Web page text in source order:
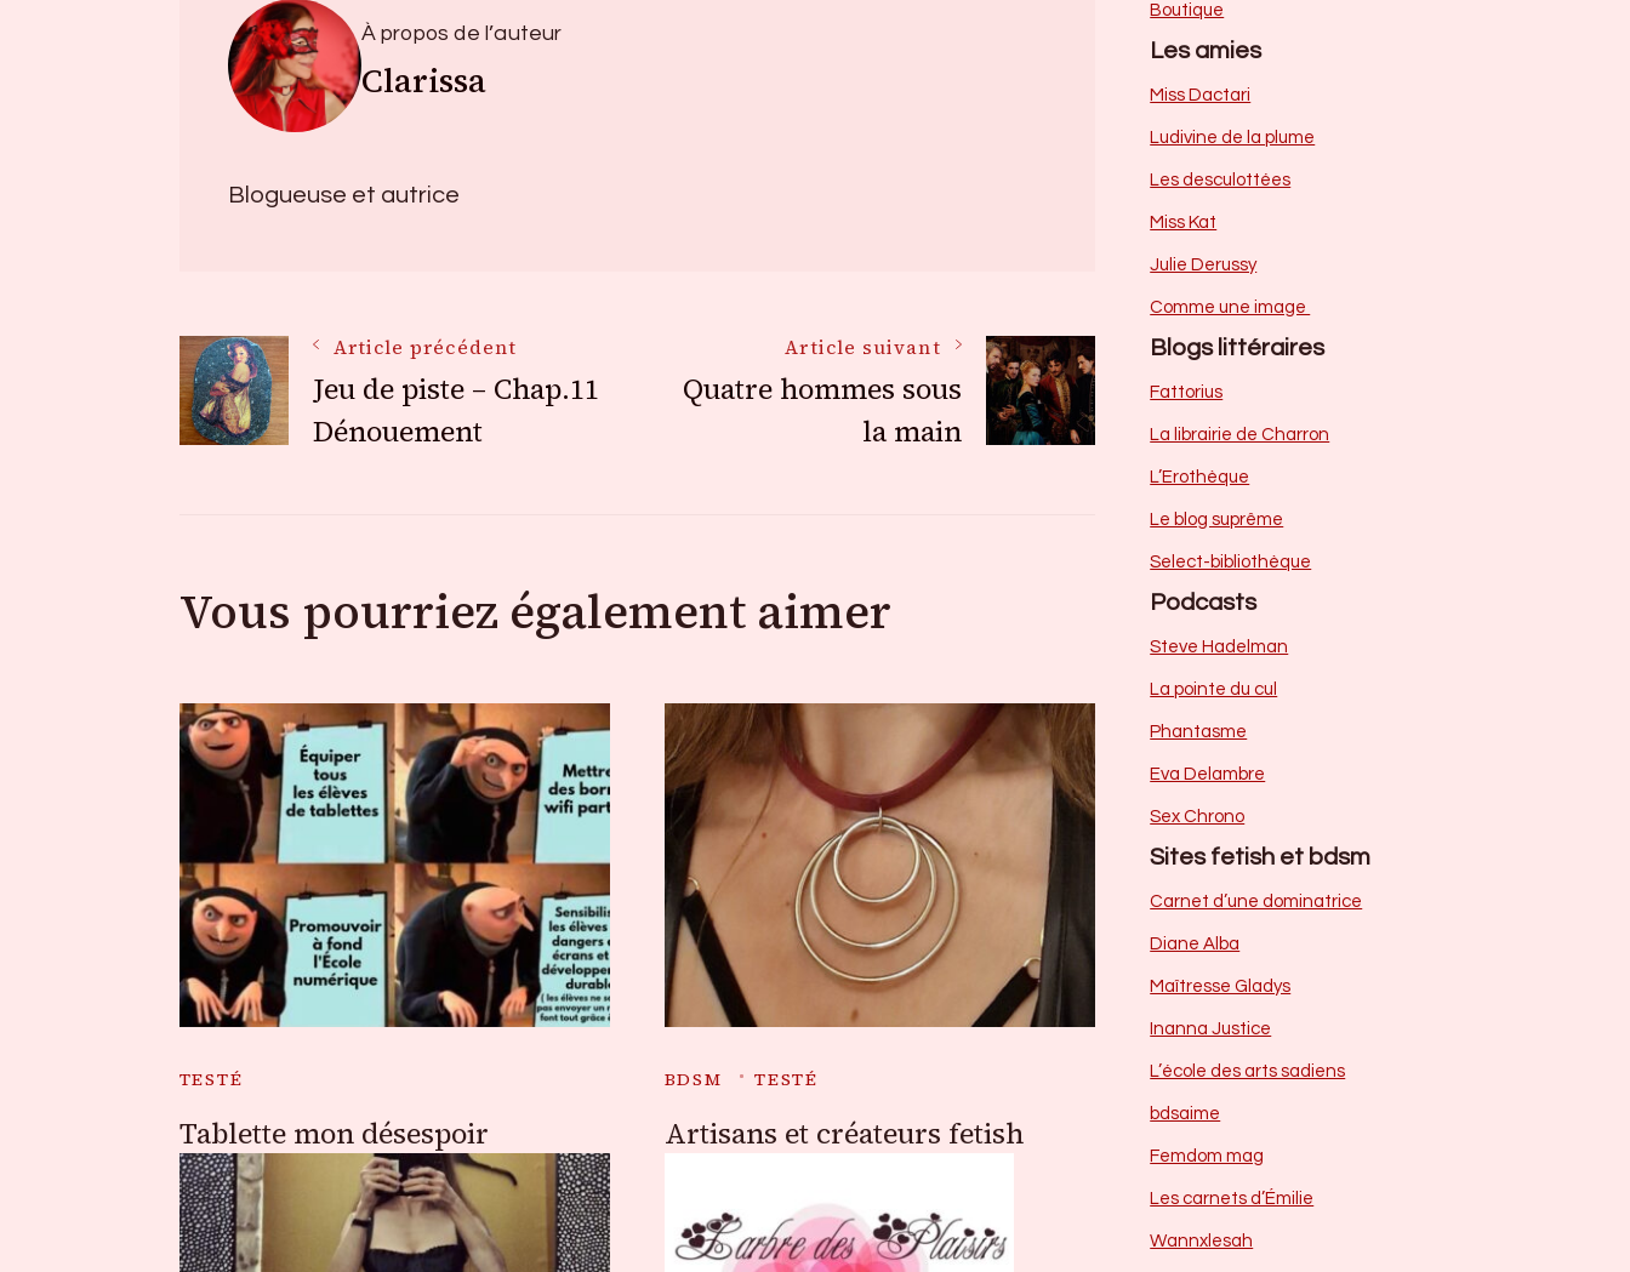
À propos de l’auteur
Clarissa
Blogueuse et autrice
Navigation
des
Article précédent
Jeu de piste – Chap.11
Dénouement
Article suivant
Quatre hommes sous
la main
Vous pourriez également aimer
TESTÉ
Tablette mon désespoir
BDSM TESTÉ
Artisans et créateurs fetish
Boutique
Les amies
Miss Dactari
Ludivine de la plume
Les desculottées
Miss Kat
Julie Derussy
Comme une image
Blogs littéraires
Fattorius
La librairie de Charron
L’Erothèque
Le blog suprême
Select-bibliothèque
Podcasts
Steve Hadelman
La pointe du cul
Phantasme
Eva Delambre
Sex Chrono
Sites fetish et bdsm
Carnet d’une dominatrice
Diane Alba
Maîtresse Gladys
Inanna Justice
L’école des arts sadiens
bdsaime
Femdom mag
Les carnets d’Émilie
Wannxlesah